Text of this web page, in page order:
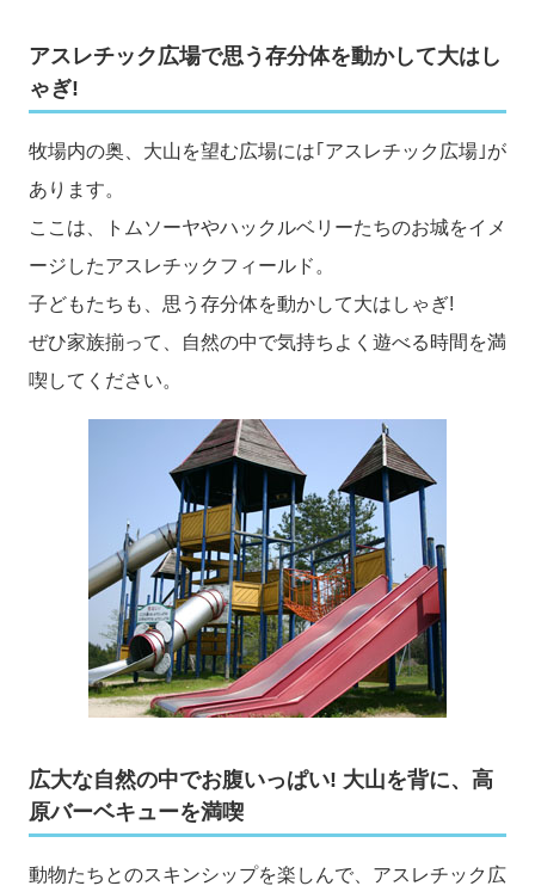
アスレチック広場で思う存分体を動かして大はし
ゃぎ!
牧場内の奥、大山を望む広場には｢アスレチック広場｣が
あります。
ここは、トムソーヤやハックルベリーたちのお城をイメ
ージしたアスレチックフィールド。
子どもたちも、思う存分体を動かして大はしゃぎ!
ぜひ家族揃って、自然の中で気持ちよく遊べる時間を満
喫してください。
広大な自然の中でお腹いっぱい! 大山を背に、高
原バーベキューを満喫
動物たちとのスキンシップを楽しんで、アスレチック広